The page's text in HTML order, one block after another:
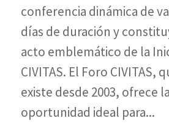
conferencia dinámica de
días de duración y
acto emblemático de la
CIVITAS. El Foro CIVITAS,
existe desde 2003, ofrece la
oportunidad ideal para...